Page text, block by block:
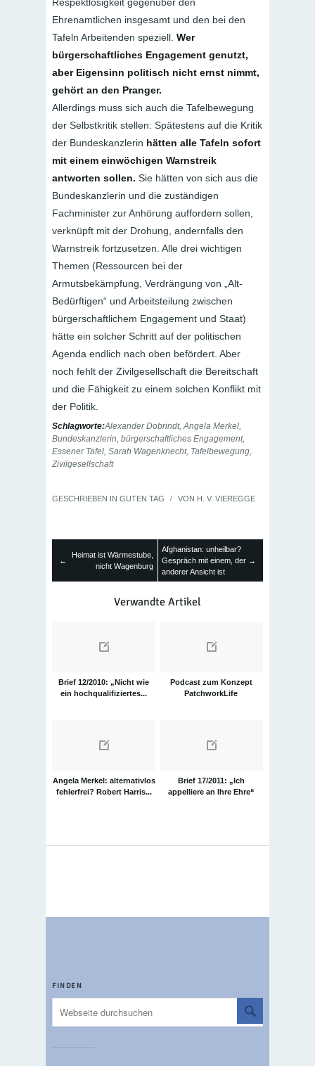
Ehrenamtlichen insgesamt und den bei den
Tafeln Arbeitenden speziell. Wer
bürgerschaftliches Engagement genutzt,
aber Eigensinn politisch nicht ernst nimmt,
gehört an den Pranger.
Allerdings muss sich auch die Tafelbewegung
der Selbstkritik stellen: Spätestens auf die Kritik
der Bundeskanzlerin hätten alle Tafeln sofort
mit einem einwöchigen Warnstreik
antworten sollen. Sie hätten von sich aus die
Bundeskanzlerin und die zuständigen
Fachminister zur Anhörung auffordern sollen,
verknüpft mit der Drohung, andernfalls den
Warnstreik fortzusetzen. Alle drei wichtigen
Themen (Ressourcen bei der
Armutsbekämpfung, Verdrängung von „Alt-
Bedürftigen“ und Arbeitsteilung zwischen
bürgerschaftlichem Engagement und Staat)
hätte ein solcher Schritt auf der politischen
Agenda endlich nach oben befördert. Aber
noch fehlt der Zivilgesellschaft die Bereitschaft
und die Fähigkeit zu einem solchen Konflikt mit
der Politik.
Schlagworte:Alexander Dobrindt, Angela Merkel
Bundeskanzlerin bürgerschaftliches Engagement,
Essener Tafel Sarah Wagenknecht, Tafelbewegung
Zivilgesellschaft
GESCHRIEBEN IN GUTEN TAG / VON H. V. VIEREGGE
←
Heimat ist Wärmestube,
nicht Wagenburg
Afghanistan: unheilbar?
Gespräch mit einem, der
anderer Ansicht ist
→
Verwandte Artikel
Brief 12/2010: „Nicht wie
ein hochqualifiziertes...
Podcast zum Konzept
PatchworkLife
Angela Merkel: alternativlos
fehlerfrei? Robert Harris...
Brief 17/2011: „Ich
appelliere an Ihre Ehre“
FINDEN